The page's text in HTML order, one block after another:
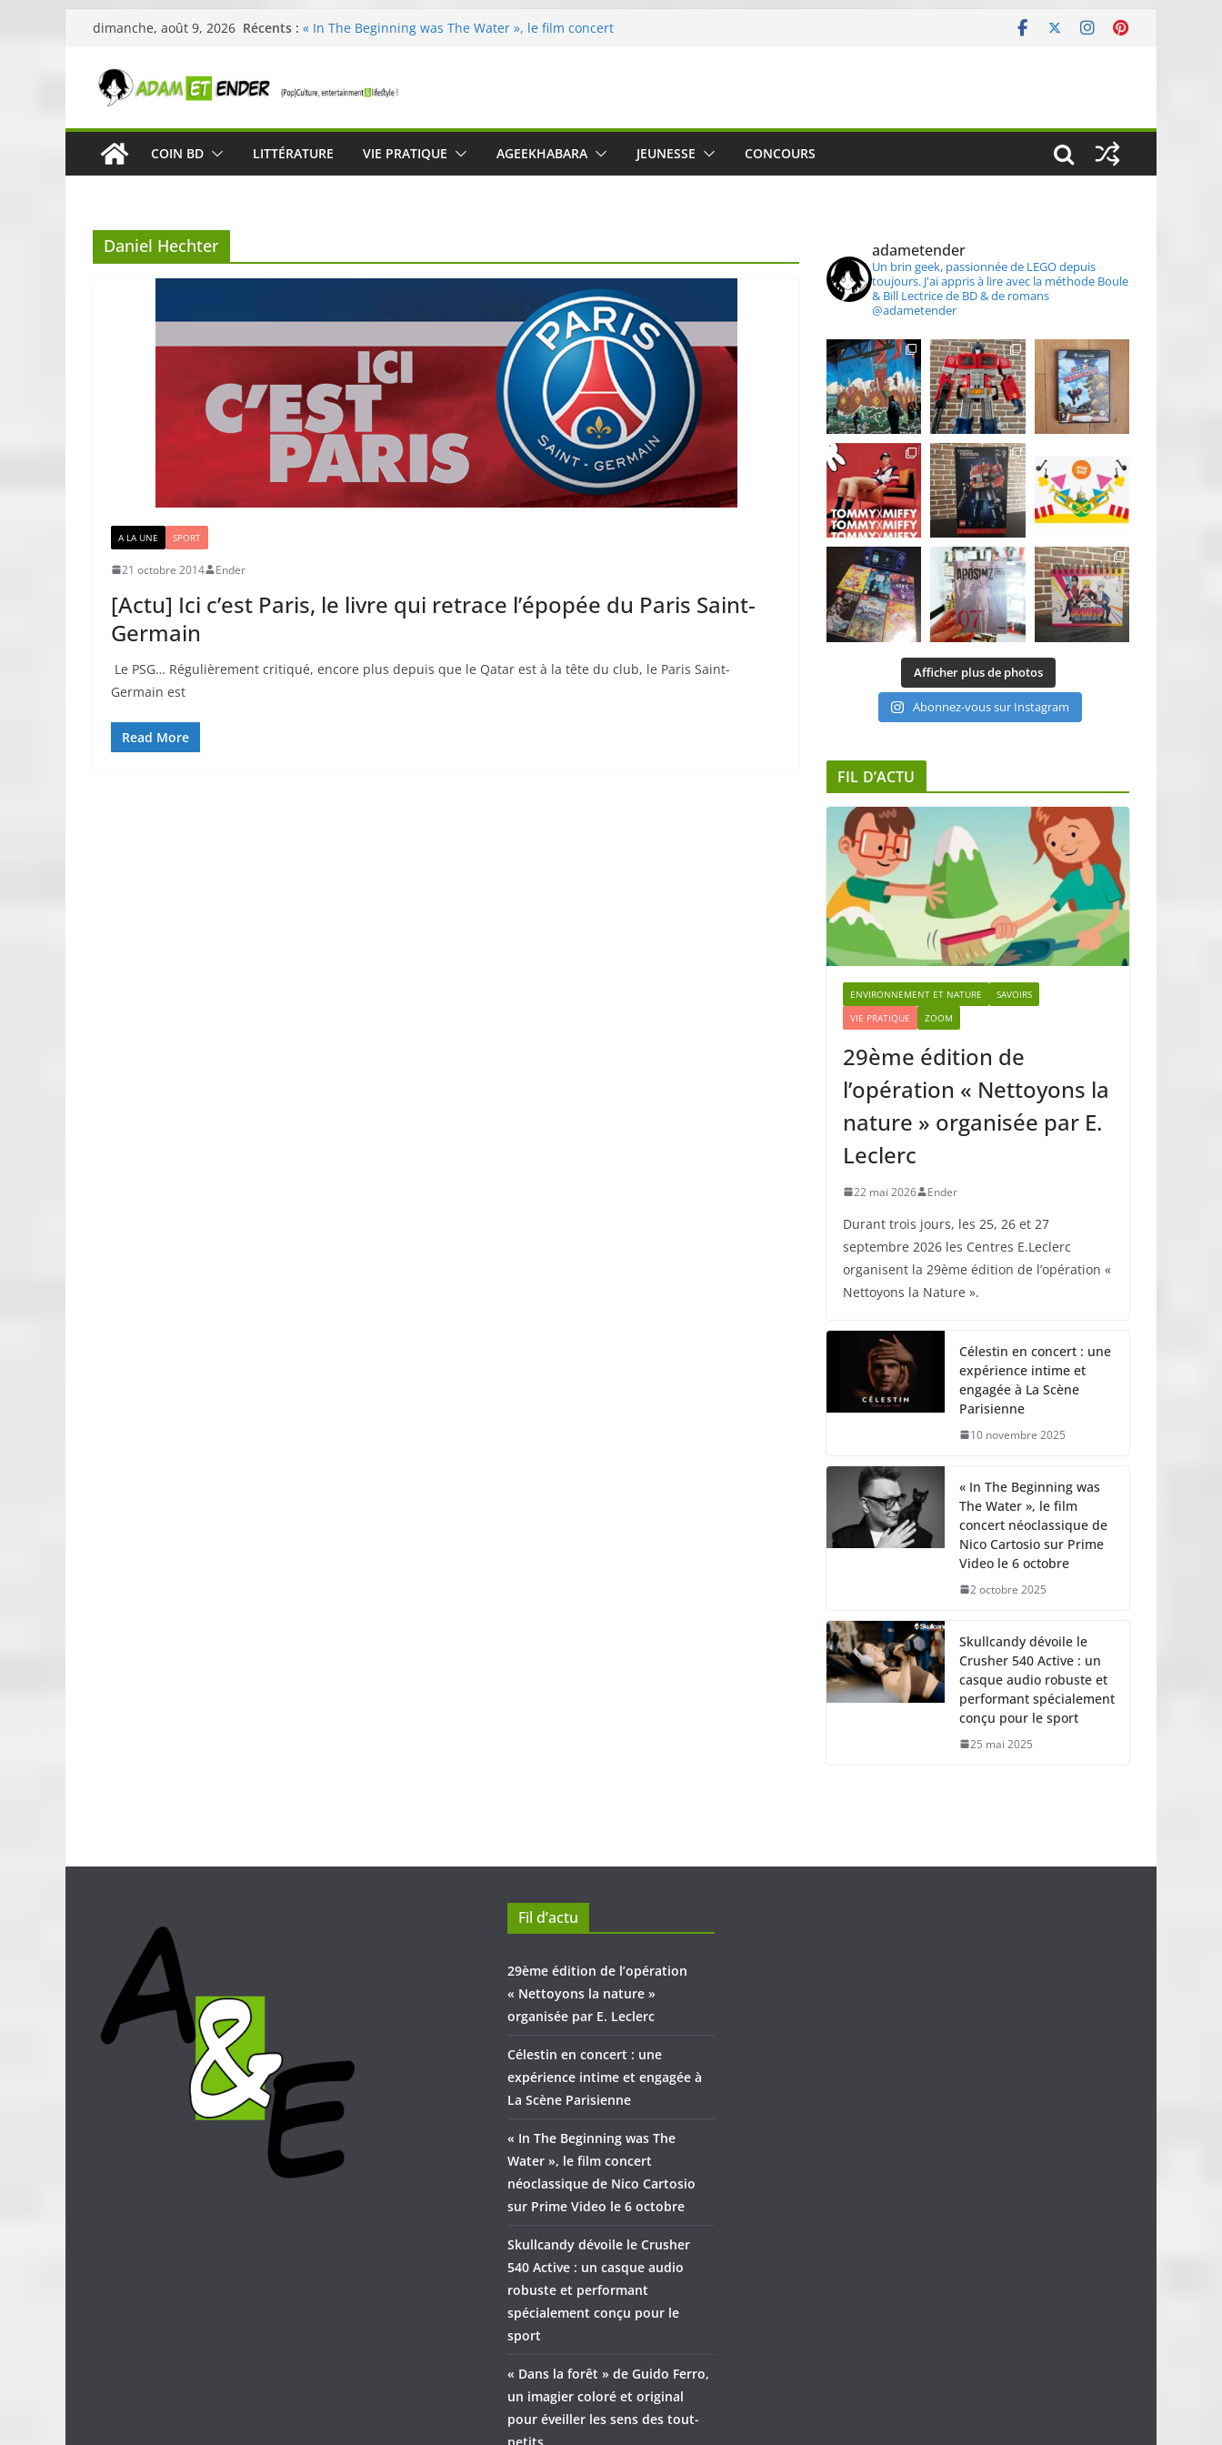
Passer
contenu
dimanche, août 9, 2026 Récents : « In The Beginning was The Water », le film concert
« Dans la forêt » de Guido Ferro, un imagier coloré et
29ème édition de l’opération « Nettoyons la nature »
organisée par E. Leclerc
Célestin en concert : une expérience intime et engagée à
COIN BD LITTÉRATURE VIE PRATIQUE AGEEKHABARA JEUNESSE CONCOURS
Daniel Hechter
A LA UNE SPORT
21 octobre 2014 Ender
[Actu] Ici c’est Paris, le livre qui retrace l’épopée du Paris Saint-
Germain
Le PSG… Régulièrement critiqué, encore plus depuis que le Qatar est à la tête du club, le Paris Saint-
Germain est
Read More
adametender
Un brin geek, passionnée de LEGO depuis
toujours. J'ai appris à lire avec la méthode Boule
& Bill Lectrice de BD & de romans
@adametender
Afficher plus de photos
Abonnez-vous sur Instagram
FIL D’ACTU
ENVIRONNEMENT ET NATURE
SAVOIRS
VIE PRATIQUE
ZOOM
29ème édition de
l’opération « Nettoyons la
nature » organisée par E.
Leclerc
22 mai 2026 Ender
Durant trois jours, les 25, 26 et 27
septembre 2026 les Centres E.Leclerc
organisent la 29ème édition de l’opération «
Nettoyons la Nature ».
Célestin en concert : une
expérience intime et
engagée à La Scène
Parisienne
10 novembre 2025
« In The Beginning was
The Water », le film
concert néoclassique de
Nico Cartosio sur Prime
Video le 6 octobre
2 octobre 2025
Skullcandy dévoile le
Crusher 540 Active : un
casque audio robuste et
performant spécialement
conçu pour le sport
25 mai 2025
Fil d’actu
29ème édition de l’opération
« Nettoyons la nature »
organisée par E. Leclerc
Célestin en concert : une
expérience intime et engagée à
La Scène Parisienne
« In The Beginning was The
Water », le film concert
néoclassique de Nico Cartosio
sur Prime Video le 6 octobre
Skullcandy dévoile le Crusher
540 Active : un casque audio
robuste et performant
spécialement conçu pour le
sport
« Dans la forêt » de Guido Ferro,
un imagier coloré et original
pour éveiller les sens des tout-